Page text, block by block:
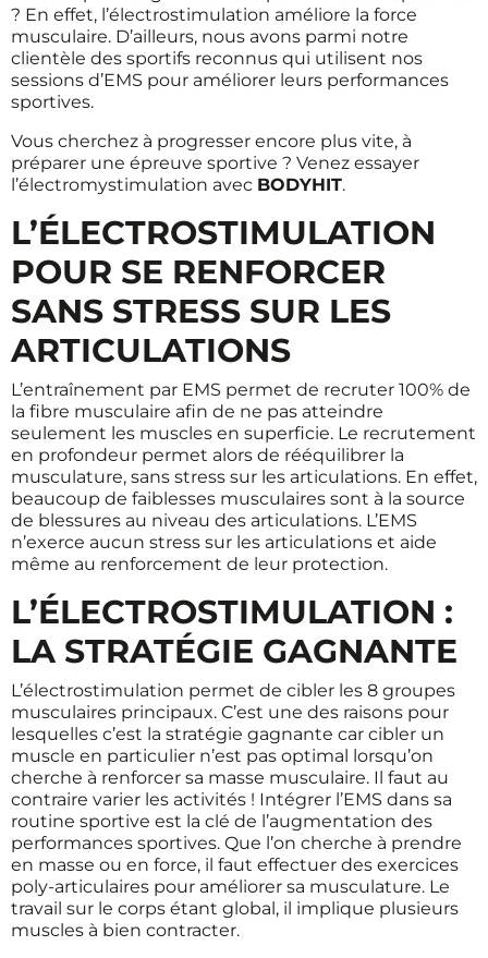
? En effet, l’électrostimulation améliore la force
musculaire. D’ailleurs, nous avons parmi notre
clientèle des sportifs reconnus qui utilisent nos
sessions d’EMS pour améliorer leurs performances
sportives.
Vous cherchez à progresser encore plus vite, à
préparer une épreuve sportive ? Venez essayer
l’électromystimulation avec BODYHIT.
L’ÉLECTROSTIMULATION
POUR SE RENFORCER
SANS STRESS SUR LES
ARTICULATIONS
L’entraînement par EMS permet de recruter 100% de
la fibre musculaire afin de ne pas atteindre
seulement les muscles en superficie. Le recrutement
en profondeur permet alors de rééquilibrer la
musculature, sans stress sur les articulations. En effet,
beaucoup de faiblesses musculaires sont à la source
de blessures au niveau des articulations. L’EMS
n’exerce aucun stress sur les articulations et aide
même au renforcement de leur protection.
L’ÉLECTROSTIMULATION :
LA STRATÉGIE GAGNANTE
L’électrostimulation permet de cibler les 8 groupes
musculaires principaux. C’est une des raisons pour
lesquelles c’est la stratégie gagnante car cibler un
muscle en particulier n’est pas optimal lorsqu’on
cherche à renforcer sa masse musculaire. Il faut au
contraire varier les activités ! Intégrer l’EMS dans sa
routine sportive est la clé de l’augmentation des
performances sportives. Que l’on cherche à prendre
en masse ou en force, il faut effectuer des exercices
poly-articulaires pour améliorer sa musculature. Le
travail sur le corps étant global, il implique plusieurs
muscles à bien contracter.